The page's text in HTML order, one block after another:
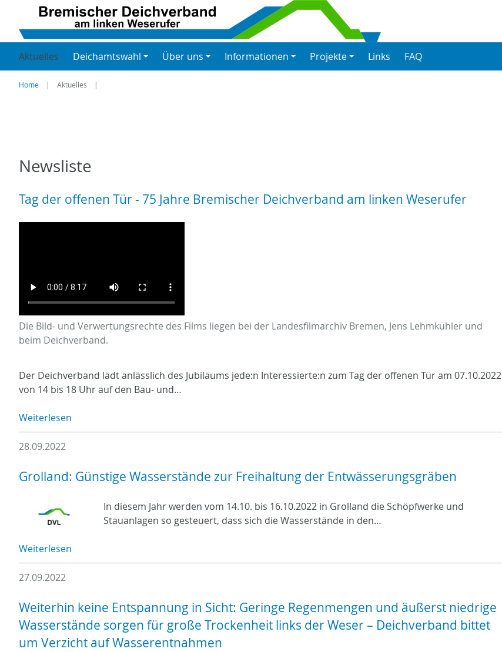
Aktuelles Deichamtswahl Über uns Informationen Projekte Links FAQ
Home Aktuelles
Newsliste
Tag der offenen Tür - 75 Jahre Bremischer Deichverband am linken Weserufer
Die Bild- und Verwertungsrechte des Films liegen bei der Landesfilmarchiv Bremen, Jens Lehmkühler und
beim Deichverband.
Der Deichverband lädt anlässlich des Jubiläums jede:n Interessierte:n zum Tag der offenen Tür am 07.10.2022
von 14 bis 18 Uhr auf den Bau- und…
Weiterlesen
28.09.2022
Grolland: Günstige Wasserstände zur Freihaltung der Entwässerungsgräben
In diesem Jahr werden vom 14.10. bis 16.10.2022 in Grolland die Schöpfwerke und
Stauanlagen so gesteuert, dass sich die Wasserstände in den…
Weiterlesen
27.09.2022
Weiterhin keine Entspannung in Sicht: Geringe Regenmengen und äußerst niedrige
Wasserstände sorgen für große Trockenheit links der Weser – Deichverband bittet
um Verzicht auf Wasserentnahmen